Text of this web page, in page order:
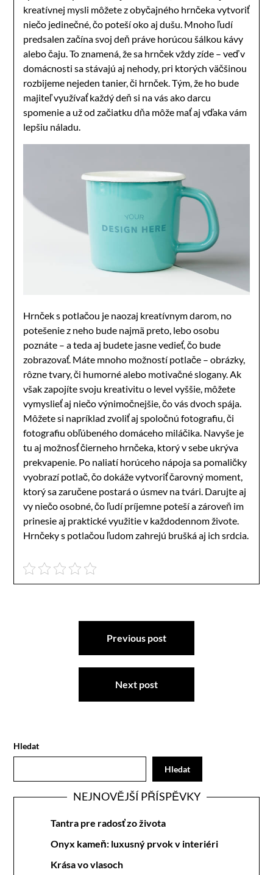
kreatívnej mysli môžete z obyčajného hrnčeka vytvoriť
niečo jedinečné, čo poteší oko aj dušu. Mnoho ľudí
predsalen začína svoj deň práve horúcou šálkou kávy
alebo čaju. To znamená, že sa hrnček vždy zíde – veď v
domácnosti sa stávajú aj nehody, pri ktorých väčšinou
rozbijeme nejeden tanier, či hrnček. Tým, že ho bude
majiteľ využívať každý deň si na vás ako darcu
spomenie a už od začiatku dňa môže mať aj vďaka vám
lepšiu náladu.
Hrnček s potlačou je naozaj kreatívnym darom, no
potešenie z neho bude najmä preto, lebo osobu
poznáte – a teda aj budete jasne vedieť, čo bude
zobrazovať. Máte mnoho možností potlače – obrázky,
rôzne tvary, či humorné alebo motivačné slogany. Ak
však zapojíte svoju kreativitu o level vyššie, môžete
vymyslieť aj niečo výnimočnejšie, čo vás dvoch spája.
Môžete si napríklad zvoliť aj spoločnú fotografiu, či
fotografiu obľúbeného domáceho miláčika. Navyše je
tu aj možnosť čierneho hrnčeka, ktorý v sebe ukrýva
prekvapenie. Po naliatí horúceho nápoja sa pomaličky
vyobrazí potlač, čo dokáže vytvoriť čarovný moment,
ktorý sa zaručene postará o úsmev na tvári. Darujte aj
vy niečo osobné, čo ľudí príjemne poteší a zároveň im
prinesie aj praktické využitie v každodennom živote.
Hrnčeky s potlačou ľudom zahrejú brušká aj ich srdcia.
Navigace
příspěvek
Previous post
Next post
Hledat
Hledat
NEJNOVĚJŠÍ PŘÍSPĚVKY
Tantra pre radosť zo života
Onyx kameň: luxusný prvok v interiéri
Krása vo vlasoch